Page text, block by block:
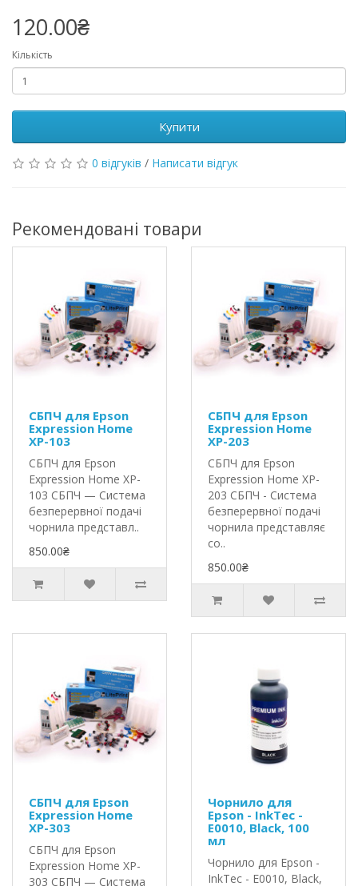
120.00₴
Кількість
Купити
0 відгуків / Написати відгук
Рекомендовані товари
СБПЧ для Epson
Expression Home
XP-103
СБПЧ для Epson
Expression Home XP-
103 СБПЧ — Система
безперервної подачі
чорнила представл..
850.00₴
СБПЧ для Epson
Expression Home
XP-203
СБПЧ для Epson
Expression Home XP-
203 СБПЧ - Система
безперервної подачі
чорнила представляє
со..
850.00₴
СБПЧ для Epson
Expression Home
XP-303
СБПЧ для Epson
Expression Home XP-
303 СБПЧ — Система
Чорнило для
Epson - InkTec -
E0010, Black, 100
мл
Чорнило для Epson -
InkTec - E0010, Black,